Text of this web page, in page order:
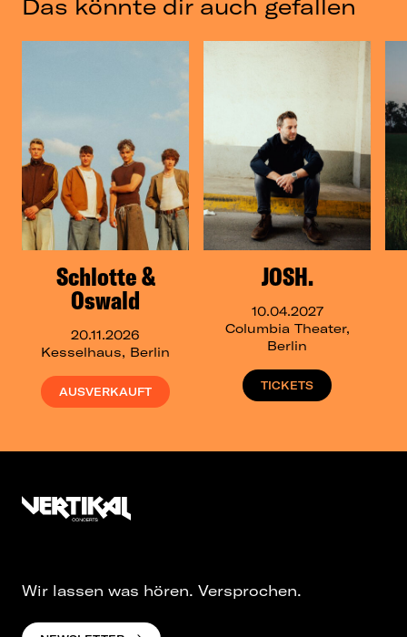
Das könnte dir auch gefallen
Schlotte &
Oswald
20.11.2026
Kesselhaus, Berlin
AUSVERKAUFT
JOSH.
10.04.2027
Columbia Theater,
Berlin
TICKETS
Wir lassen was hören. Versprochen.